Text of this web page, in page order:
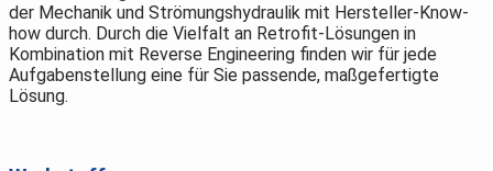
der Mechanik und Strömungshydraulik mit Hersteller-Know-
how durch. Durch die Vielfalt an Retrofit-Lösungen in
Kombination mit Reverse Engineering finden wir für jede
Aufgabenstellung eine für Sie passende, maßgefertigte
Lösung.